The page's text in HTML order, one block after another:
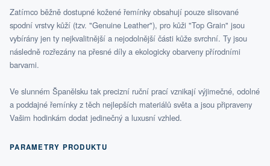
Zatímco běžně dostupné kožené řemínky obsahují pouze slisované
spodní vrstvy kůží (tzv. "Genuine Leather"), pro kůži "Top Grain" jsou
vybírány jen ty nejkvalitnější a nejodolnější části kůže svrchní. Ty jsou
následně rozřezány na přesné díly a ekologicky obarveny přírodními
barvami.
Ve slunném Španělsku tak precizní ruční prací vznikají výjimečné, odolné
a poddajné řemínky z těch nejlepších materiálů světa a jsou připraveny
Vašim hodinkám dodat jedinečný a luxusní vzhled.
PARAMETRY PRODUKTU